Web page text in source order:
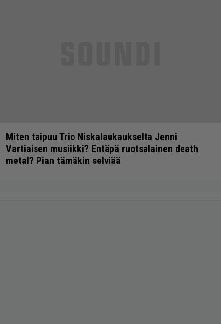
Miten taipuu Trio Niskalaukaukselta Jenni
Vartiaisen musiikki? Entäpä ruotsalainen death
metal? Pian tämäkin selviää